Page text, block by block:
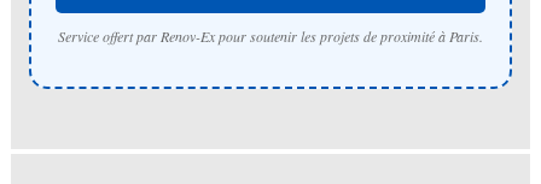
Service offert par Renov-Ex pour soutenir les projets de proximité à Paris.